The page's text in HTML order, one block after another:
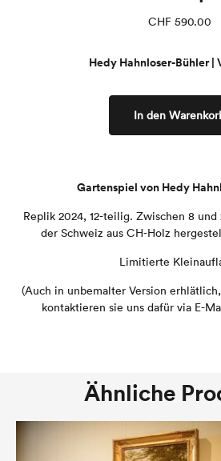
CHF590.00
Hedy Hahnloser-Bühler |
In den
Gartenspiel von Hedy
Replik 2024, 12-teilig. Zwischen 8
der Schweiz aus CH-Holz
Limitierte
(Auch in unbemalter Version
kontaktieren sie uns dafür via E-
Ähnliche